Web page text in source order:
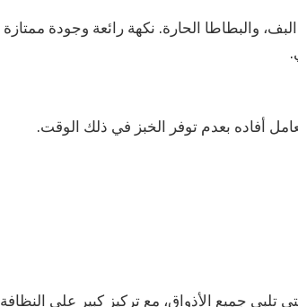
والبطاطا الحارة. نكهة رائعة وجودة ممتازة
أفاده بعدم توفر الخبز في ذلك الوقت.
جميع الأذواق، مع تركيز كبير على النظافة